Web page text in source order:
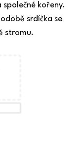
společné kořeny.
srdíčka se
stromu.